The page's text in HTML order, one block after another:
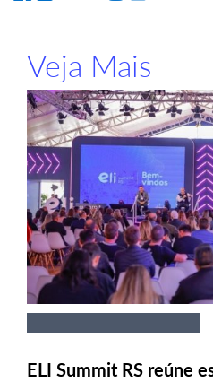
Veja Mais
ELI Summit RS reúne